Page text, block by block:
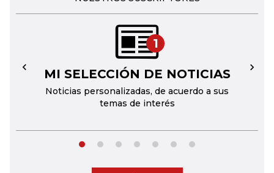
1
MI SELECCIÓN DE NOTICIAS
Noticias personalizadas, de acuerdo a sus
temas de interés
← →